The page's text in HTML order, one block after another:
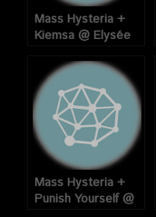
Mass Hysteria +
Kiemsa @ Elysée
le 16 Novembre
2007
Mass Hysteria +
Punish Yourself @